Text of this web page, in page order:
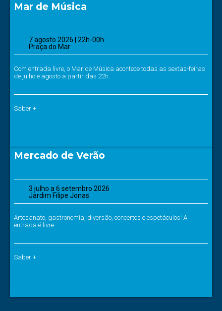
Mar de Música
7 agosto 2026 | 22h-00h
Praça do Mar
Com entrada livre, o Mar de Música acontece todas as sextas-feiras
de julho e agosto a partir das 22h.
Saber +
Mercado de Verão
3 julho a 6 setembro 2026
Jardim Filipe Jonas
Artesanato, gastronomia, diversão, concertos e espetáculos! A
entrada é livre.
Saber +